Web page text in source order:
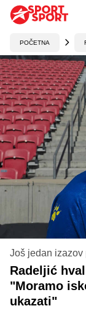
POČETNA
Još jedan izazov
Radeljić
"Moramo
ukazati"